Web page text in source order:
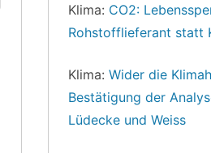
Klima: CO2:
Rohstofflieferant statt
Klima:Wider die
Bestätigung der
Lüdecke und Weiss